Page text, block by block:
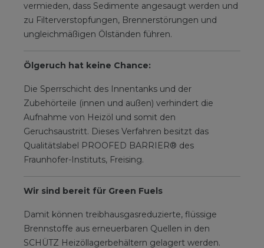
vermieden, dass Sedimente angesaugt werden und
zu Filterverstopfungen, Brennerstörungen und
ungleichmäßigen Ölständen führen.
Ölgeruch hat keine Chance:
Die Sperrschicht des Innentanks und der
Zubehörteile (innen und außen) verhindert die
Aufnahme von Heizöl und somit den
Geruchsaustritt. Dieses Verfahren besitzt das
Qualitätslabel PROOFED BARRIER® des
Fraunhofer-Instituts, Freising.
Wir sind bereit für Green Fuels
Damit können treibhausgasreduzierte, flüssige
Brennstoffe aus erneuerbaren Quellen in den
SCHÜTZ Heizöllagerbehältern gelagert werden.